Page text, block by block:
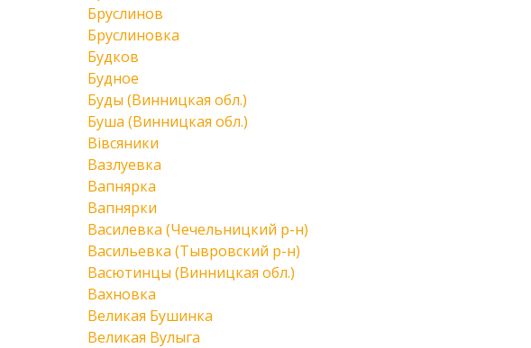
Бруслинов
Бруслиновка
Будков
Будное
Буды (Винницкая обл.)
Буша (Винницкая обл.)
Вівсяники
Вазлуевка
Вапнярка
Вапнярки
Василевка (Чечельницкий р-н)
Васильевка (Тывровский р-н)
Васютинцы (Винницкая обл.)
Вахновка
Великая Бушинка
Великая Вулыга